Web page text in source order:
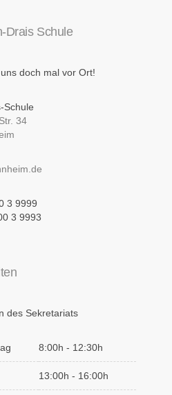
Drais Schule
doch mal vor Ort!
Schule
34
3 9999
3 9993
des Sekretariats
8:00h - 12:30h
13:00h - 16:00h